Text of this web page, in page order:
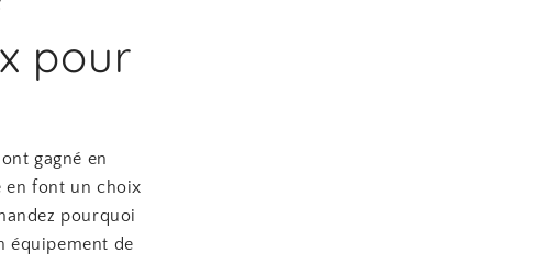
pour
gagné en
en font un choix
pourquoi
équipement de